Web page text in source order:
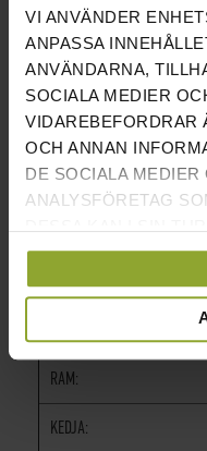
VI ANVÄNDER
ANPASSA
ANVÄNDARNA,
SOCIALA MEDIER
VIDAREBEFORDRAR
OCH ANNAN
DE SOCIALA MEDIER
ANALYSFÖRETAG
INFORMATIONEN
DU HAR
SAMLAT IN NÄR DU
HÖJD:
VIKT:
MAXVIKT:
MOTSTÅND:
RAM:
KEDJA: